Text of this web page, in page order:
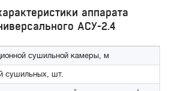
аппарата
АСУ-2.4
сушильной камеры, м
сушильных, шт.